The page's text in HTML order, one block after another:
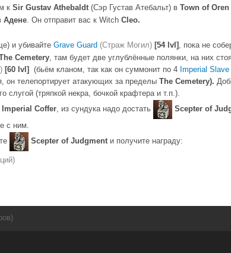
к Sir Gustav Athebaldt(Сэр Густав Атебальт) в Town of Oren
Адене. Он отправит вас к Witch Cleo.
и убивайте Grave Guard (Страж Могил) [54 lvl] , пока не
Cemetery, там будет две углублённые полянки, на них
[60 lvl] (бьём кланом, так как он суммонит по 4 Imperial Slave
он телепортирует атакующих за пределы The Cemetery).
слугой (тряпкой некра, бочкой крафтера и т.п.).
Imperial Coffer, из сундука надо достать Scepter of
с ним.
Scepter of Judgmentи получите награду: